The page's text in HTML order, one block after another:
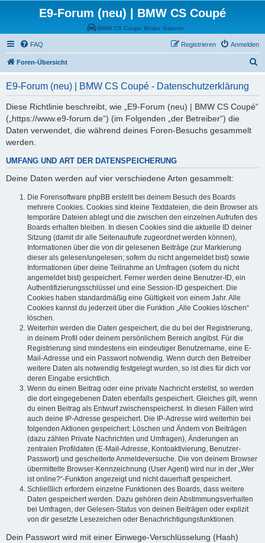
E9-Forum (neu) | BMW CS Coupé
BMW CS Coupe Bilder Galerie
FAQ Anmelden
Registrieren
Foren-Übersicht
E9-Forum (neu) | BMW CS Coupé - Datenschutzerklärung
Diese Richtlinie beschreibt, wie „E9-Forum (neu) | BMW CS Coupé“
(„https://www.e9-forum.de“) (im Folgenden „der Betreiber“) die
Daten verwendet, die während deines Foren-Besuchs gesammelt
werden.
UMFANG UND ART DER DATENSPEICHERUNG
Deine Daten werden auf vier verschiedene Arten gesammelt:
Die Forensoftware phpBB erstellt bei deinem Besuch des Boards
mehrere Cookies. Cookies sind kleine Textdateien, die dein Browser als
temporäre Dateien ablegt und die zwischen den einzelnen Aufrufen des
Boards erhalten bleiben. In diesen Cookies sind die aktuelle ID deiner
Sitzung (damit dir alle Seitenaufrufe zugeordnet werden können),
Informationen über die von dir gelesenen Beiträge (zur Markierung
dieser als gelesen/ungelesen; sofern du nicht angemeldet bist) sowie
Informationen über deine Teilnahme an Umfragen (sofern du nicht
angemeldet bist) gespeichert. Ferner werden deine Benutzer-ID, ein
Authentifizierungsschlüssel und eine Session-ID gespeichert. Die
Cookies haben standardmäßig eine Gültigkeit von einem Jahr. Alle
Cookies kannst du jederzeit über die Funktion „Alle Cookies löschen“
löschen.
Weiterhin werden die Daten gespeichert, die du bei der Registrierung,
in deinem Profil oder deinem persönlichem Bereich angibst. Für die
Registrierung sind mindestens ein eindeutiger Benutzername, eine E-
Mail-Adresse und ein Passwort notwendig. Wenn durch den Betreiber
weitere Daten als notwendig festgelegt wurden, so ist dies für dich vor
deren Eingabe ersichtlich.
Wenn du einen Beitrag oder eine private Nachricht erstellst, so werden
die dort eingegebenen Daten ebenfalls gespeichert. Gleiches gilt, wenn
du einen Beitrag als Entwurf zwischenspeicherst. In diesen Fällen wird
auch deine IP-Adresse gespeichert. Die IP-Adresse wird weiterhin bei
folgenden Aktionen gespeichert: Löschen und Ändern von Beiträgen
(dazu zählen Private Nachrichten und Umfragen), Änderungen an
zentralen Profildaten (E-Mail-Adresse, Kontoaktivierung, Benutzer-
Passwort) und gescheiterte Anmeldeversuche. Die von deinem Browser
übermittelte Browser-Kennzeichnung (User Agent) wird nur in der „Wer
ist online?“-Funktion angezeigt und nicht dauerhaft gespeichert.
Schließlich erfordern einzelne Funktionen des Boards, dass weitere
Daten gespeichert werden. Dazu gehören dein Abstimmungsverhalten
bei Umfragen, der Gelesen-Status von deinen Beiträgen oder explizit
von dir gesetzte Lesezeichen oder Benachrichtigungsfunktionen.
Dein Passwort wird mit einer Einwege-Verschlüsselung (Hash)